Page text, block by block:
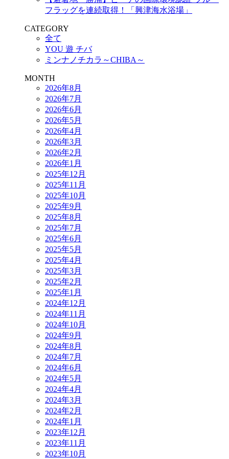
フラッグを連続取得！「興津海水浴場」
CATEGORY
全て
YOU 遊 チバ
ミンナノチカラ～CHIBA～
MONTH
2026年8月
2026年7月
2026年6月
2026年5月
2026年4月
2026年3月
2026年2月
2026年1月
2025年12月
2025年11月
2025年10月
2025年9月
2025年8月
2025年7月
2025年6月
2025年5月
2025年4月
2025年3月
2025年2月
2025年1月
2024年12月
2024年11月
2024年10月
2024年9月
2024年8月
2024年7月
2024年6月
2024年5月
2024年4月
2024年3月
2024年2月
2024年1月
2023年12月
2023年11月
2023年10月